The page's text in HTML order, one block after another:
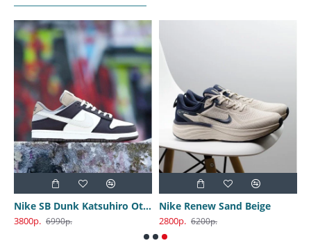
Nike SB Dunk Katsuhiro Otomo
3800р. 6990р.
Nike Renew Sand Beige
2800р. 6200р.